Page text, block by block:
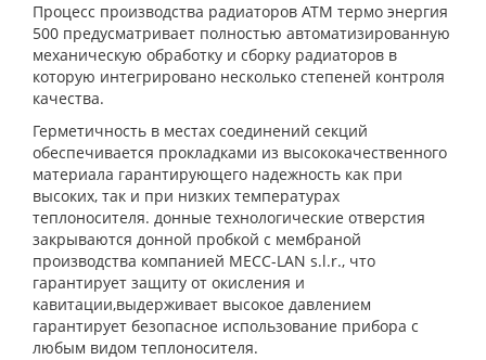
Процесс производства радиаторов АТМ термо энергия
500 предусматривает полностью автоматизированную
механическую обработку и сборку радиаторов в
которую интегрировано несколько степеней контроля
качества.
Герметичность в местах соединений секций
обеспечивается прокладками из высококачественного
материала гарантирующего надежность как при
высоких, так и при низких температурах
теплоносителя. донные технологические отверстия
закрываются донной пробкой с мембраной
производства компанией MECC-LAN s.l.r., что
гарантирует защиту от окисления и
кавитации,выдерживает высокое давлением
гарантирует безопасное использование прибора с
любым видом теплоносителя.